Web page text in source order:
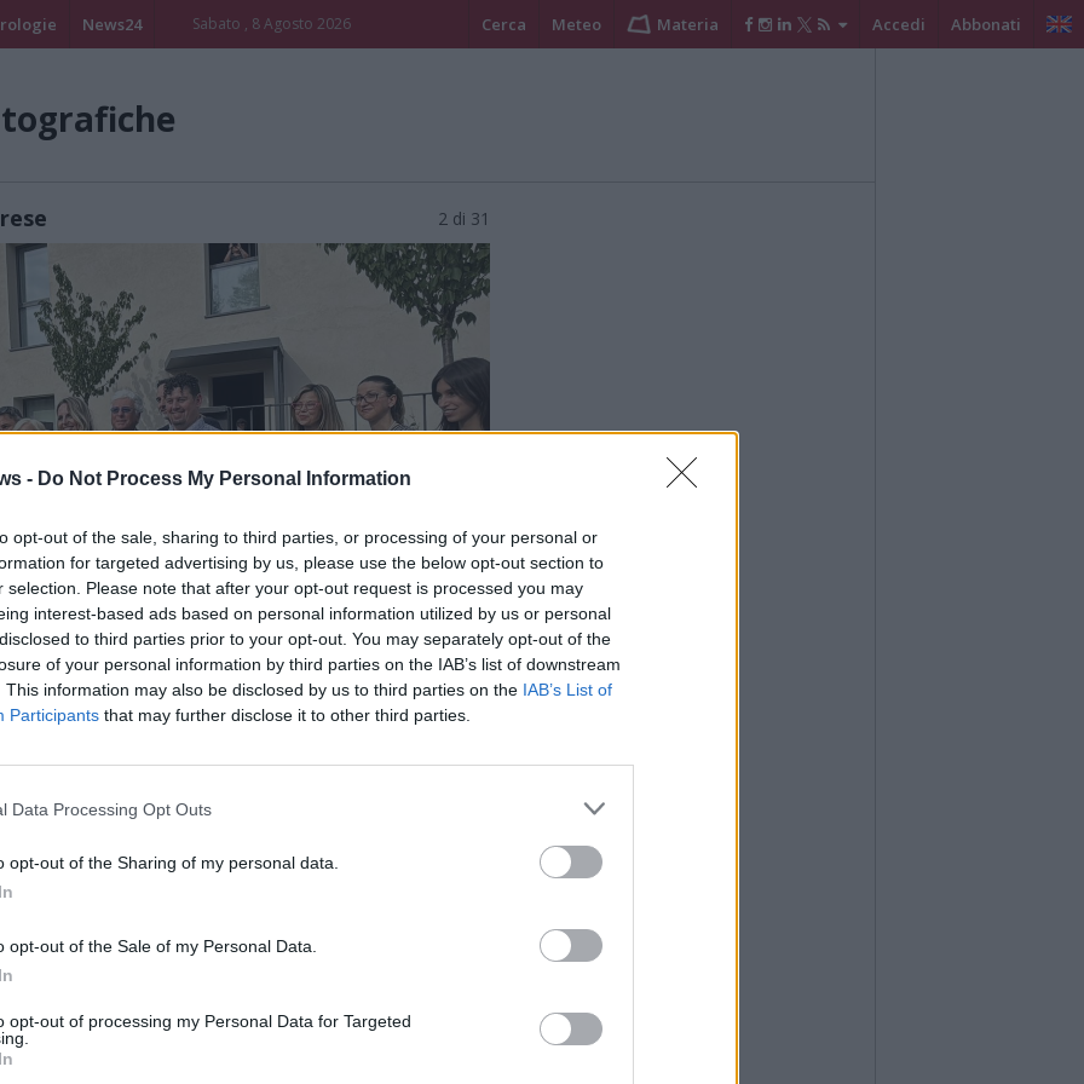
- Do Not Process My Personal Information
opt-out of the sale, sharing to third parties, or processing of your personal or
for targeted advertising by us, please use the below opt-out section to
selection. Please note that after your opt-out request is processed you may
interest-based ads based on personal information utilized by us or personal
to third parties prior to your opt-out. You may separately opt-out of the
of your personal information by third parties on the IAB’s list of downstream
This information may also be disclosed by us to third parties on the IAB’s List of
Participants that may further disclose it to other third parties.
Data Processing Opt Outs
opt-out of the Sharing of my personal data.
opt-out of the Sale of my Personal Data.
opt-out of processing my Personal Data for Targeted
News24 Sabato , 8 Agosto 2026 Cerca Meteo Materia Accedi Abbonati
2 di 31
Fondazione ascoli
2 di 31
varese
di largo Flaiano che sarà sede e
tumori infantili